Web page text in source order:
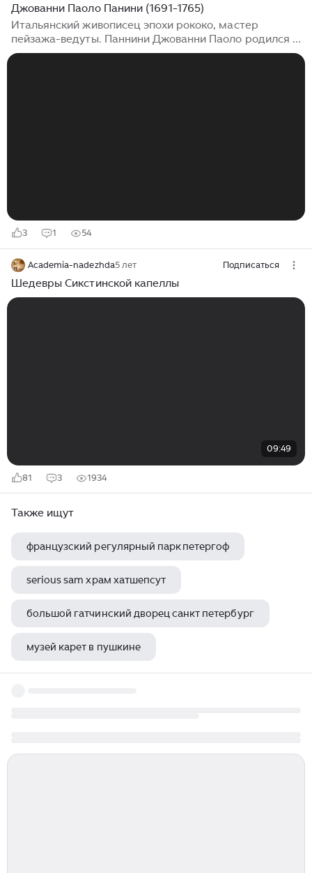
Джованни Паоло Панини (1691-1765)
Итальянский живописец эпохи рококо, мастер
пейзажа-ведуты. Паннини Джованни Паоло родился в
Пьяченце около 1692 года. В середине 10-х годов 18
3 1 54
Academia-nadezhda5 лет Подписаться
Шедевры Сикстинской капеллы
09:49
81 3 1934
Также ищут
французский регулярный парк петергоф
serious sam храм хатшепсут
большой гатчинский дворец санкт петербург
музей карет в пушкине